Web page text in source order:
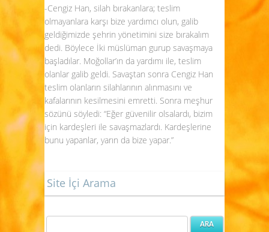
-Cengiz Han, silah bırakanlara; teslim
olmayanlara karşı bize yardımcı olun, galib
geldiğimizde şehrin yönetimini size bırakalım
dedi. Böylece İki müslüman gurup savaşmaya
başladılar. Moğollar’ın da yardımı ile, teslim
olanlar galib geldi. Savaştan sonra Cengiz Han
teslim olanların silahlarının alınmasını ve
kafalarının kesilmesini emretti. Sonra meşhur
sözünü söyledi: “Eğer güvenilir olsalardı, bizim
için kardeşleri ile savaşmazlardı. Kardeşlerine
bunu yapanlar, yarın da bize yapar.”
Site İçi Arama